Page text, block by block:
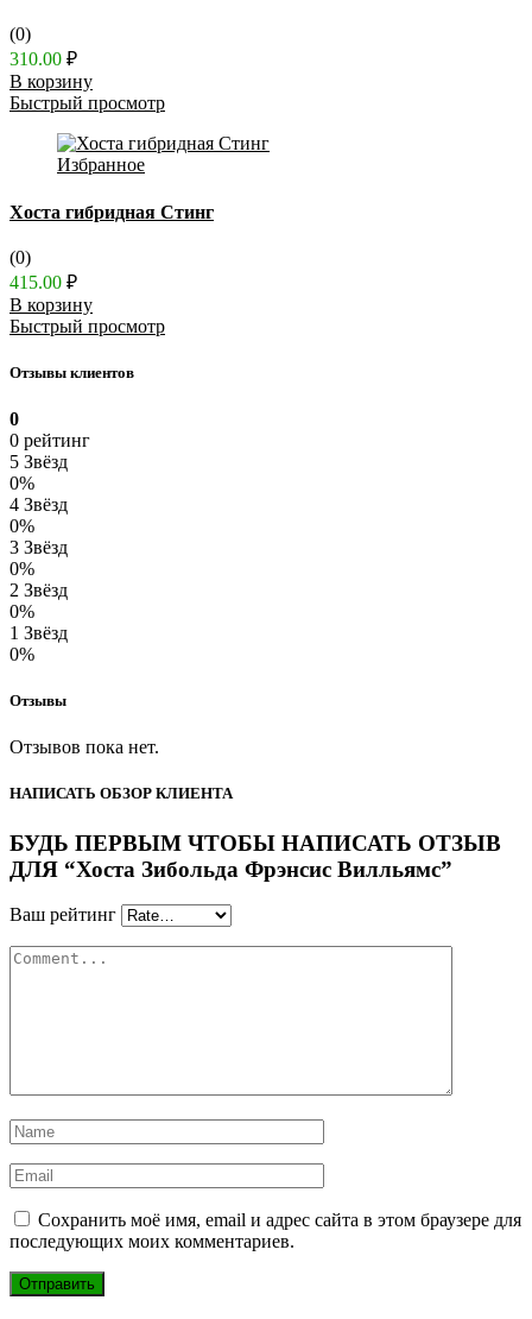
(0)
310.00 ₽
В корзину
Быстрый просмотр
Избранное
Хоста гибридная Стинг
(0)
415.00 ₽
В корзину
Быстрый просмотр
Отзывы клиентов
0
0 рейтинг
5 Звёзд
0%
4 Звёзд
0%
3 Звёзд
0%
2 Звёзд
0%
1 Звёзд
0%
Отзывы
Отзывов пока нет.
НАПИСАТЬ ОБЗОР КЛИЕНТА
БУДЬ ПЕРВЫМ ЧТОБЫ НАПИСАТЬ ОТЗЫВ
ДЛЯ “Хоста Зибольда Фрэнсис Вилльямс”
Ваш рейтинг
Сохранить моё имя, email и адрес сайта в этом браузере для
последующих моих комментариев.